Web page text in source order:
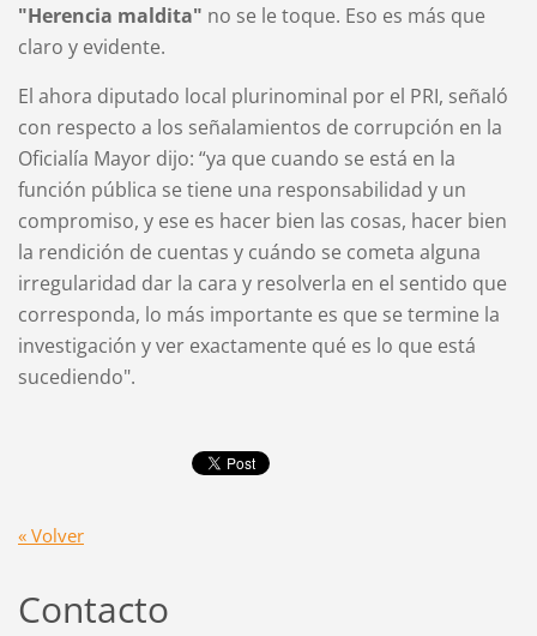
"Herencia maldita" no se le toque. Eso es más que
claro y evidente.
El ahora diputado local plurinominal por el PRI, señaló
con respecto a los señalamientos de corrupción en la
Oficialía Mayor dijo: “ya que cuando se está en la
función pública se tiene una responsabilidad y un
compromiso, y ese es hacer bien las cosas, hacer bien
la rendición de cuentas y cuándo se cometa alguna
irregularidad dar la cara y resolverla en el sentido que
corresponda, lo más importante es que se termine la
investigación y ver exactamente qué es lo que está
sucediendo".
« Volver
Contacto